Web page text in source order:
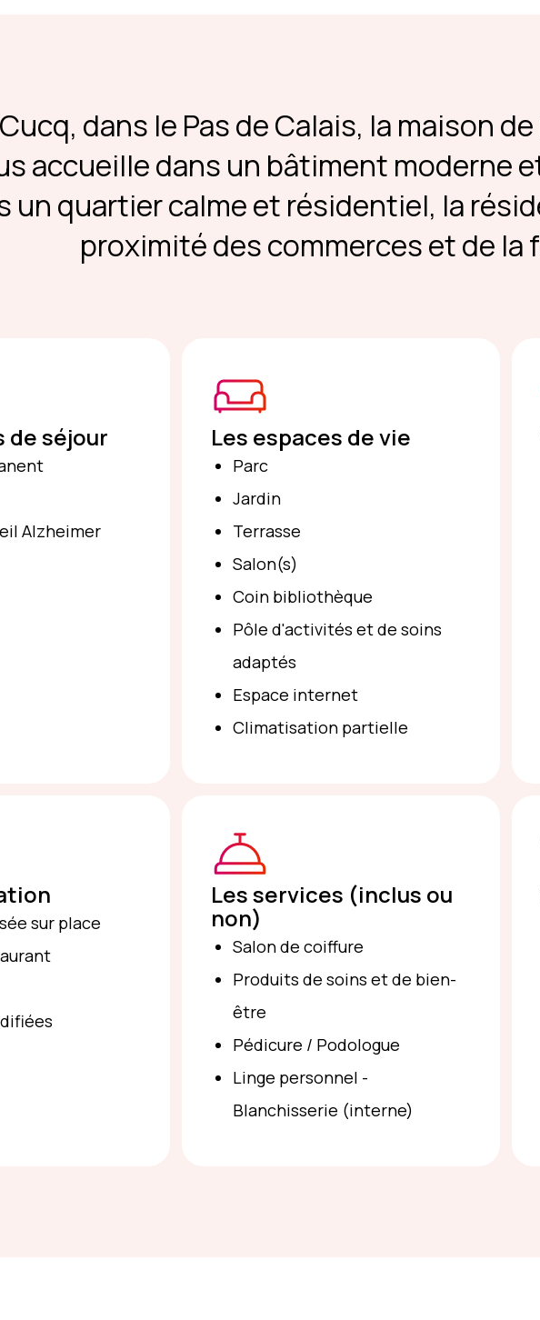
dans le Pas de Calais, la maison
accueille dans un bâtiment moderne
un quartier calme et résidentiel, la
proximité des commerces et de la
de séjour
Alzheimer
Les espaces de vie
Parc
Jardin
Terrasse
Salon(s)
Coin bibliothèque
Pôle d'activités et de soins
adaptés
Espace internet
Climatisation partielle
sur place
Les services (inclus ou
non)
Salon de coiffure
Produits de soins et de bien-
être
Pédicure / Podologue
Linge personnel -
Blanchisserie (interne)